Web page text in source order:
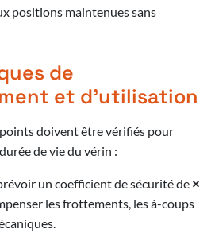
positions maintenues sans
de
et d’utilisation
doivent être vérifiés pour
de vie du vérin :
un coefficient de sécurité de ×
les frottements, les à-coups